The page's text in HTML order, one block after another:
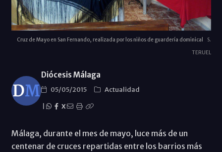
Cruz de Mayo en San Fernando, realizada por los niños de guardería dominical
S.
TERUEL
Diócesis Málaga
05/05/2015
Actualidad
X
Málaga, durante el mes de mayo, luce más de un
centenar de cruces repartidas entre los barrios más